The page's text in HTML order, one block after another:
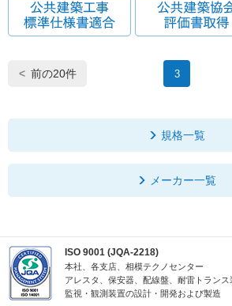
前の20件 3
規格一覧
メーカー一覧
ISO 9001 (JQA-2218)
本社、各支店、相模テクノセンター
アレスタ、保安器、配線盤、耐雷トラン
監視・観測装置の設計・開発および製造